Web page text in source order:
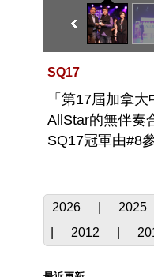
SQ17
「第17屆加拿
AllStar的無伴奏
SQ17冠軍由#8
2026 2025
2012